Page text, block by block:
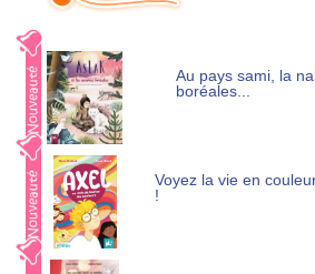
Au pays sami, la
boréales...
Voyez la vie en
!